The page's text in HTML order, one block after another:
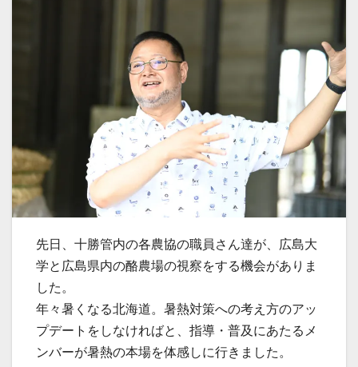
先日、十勝管内の各農協の職員さん達が、広島大
学と広島県内の酪農場の視察をする機会がありま
した。
年々暑くなる北海道。暑熱対策への考え方のアッ
プデートをしなければと、指導・普及にあたるメ
ンバーが暑熱の本場を体感しに行きました。